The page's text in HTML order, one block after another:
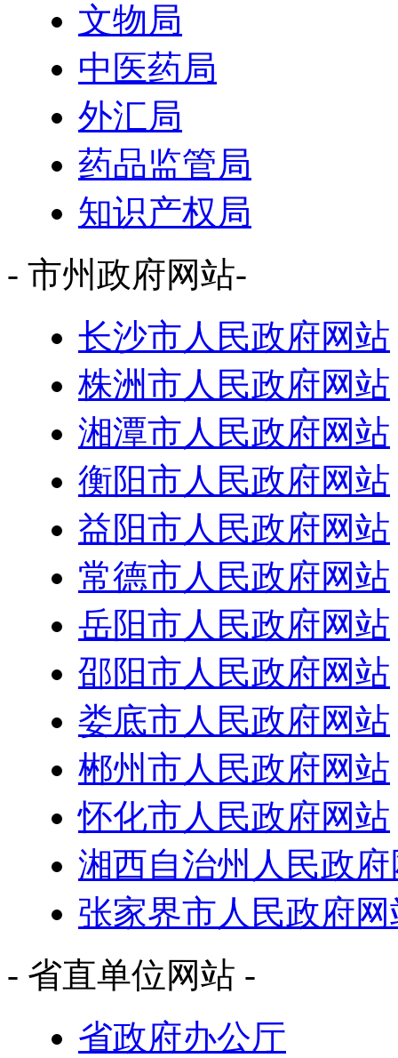
文物局
中医药局
外汇局
药品监管局
知识产权局
- 市州政府网站-
长沙市人民政府网站
株洲市人民政府网站
湘潭市人民政府网站
衡阳市人民政府网站
益阳市人民政府网站
常德市人民政府网站
岳阳市人民政府网站
邵阳市人民政府网站
娄底市人民政府网站
郴州市人民政府网站
怀化市人民政府网站
湘西自治州人民政
张家界市人民政府网
- 省直单位网站 -
省政府办公厅